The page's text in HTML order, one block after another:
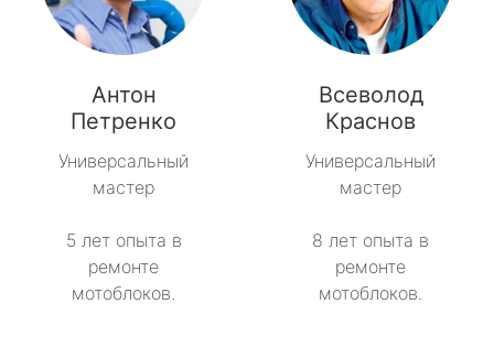
Антон
Петренко
Универсальный
мастер
5 лет опыта в
ремонте
мотоблоков.
Всеволод
Краснов
Универсальный
мастер
8 лет опыта в
ремонте
мотоблоков.